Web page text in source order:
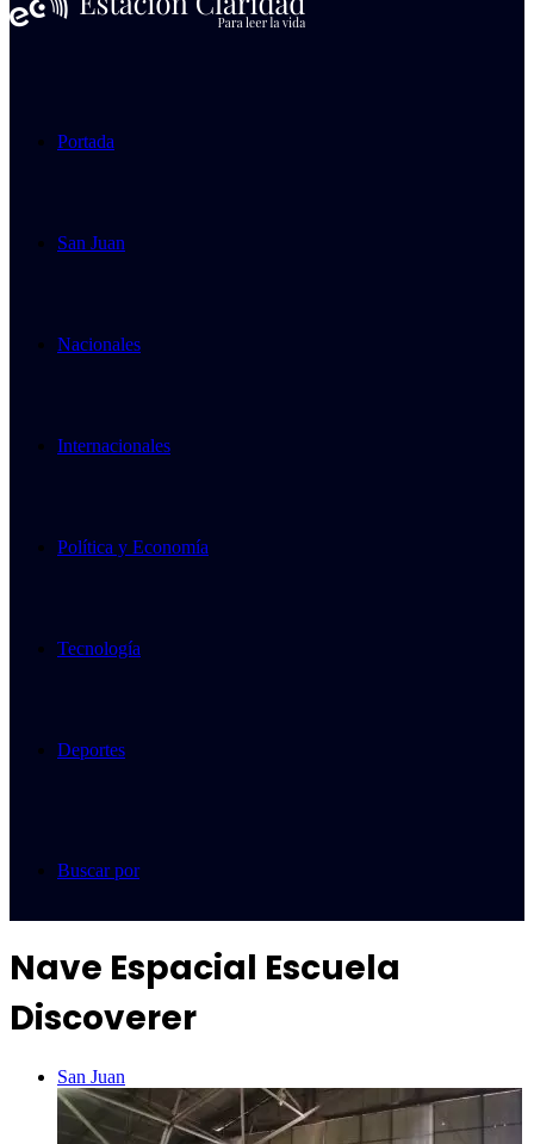
Portada
San Juan
Nacionales
Internacionales
Política y Economía
Tecnología
Deportes
Buscar por
Nave Espacial Escuela
Discoverer
San Juan